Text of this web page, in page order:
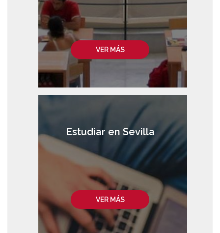
VER MÁS
VER MÁS
Estudiar en Sevilla